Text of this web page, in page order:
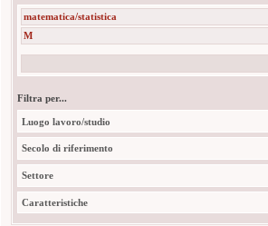
matematica/statistica
M
Filtra per...
Luogo lavoro/studio
Secolo di riferimento
Settore
Caratteristiche